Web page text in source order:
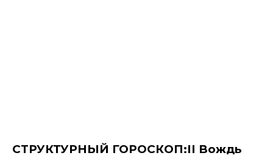
СТРУКТУРНЫЙ ГОРОСКОП:II Вождь